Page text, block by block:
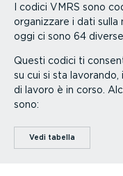
I codici VMRS sono
organizzare i dati
oggi ci sono 64
Questi codici ti
su cui si sta
di lavoro è in corso.
sono:
Vedi tabella